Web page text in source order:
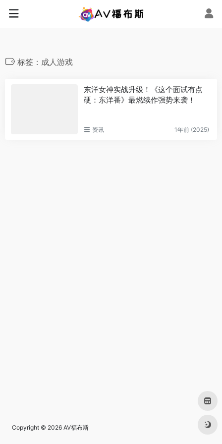
标签：成人游戏
东洋女神实战升级！《这个面试有点
硬：东洋番》最燃续作强势来袭！
资讯 1年前 (2025)
Copyright © 2026 AV福布斯